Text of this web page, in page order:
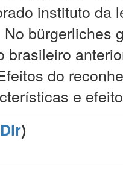
instituto da
bürgerliches
brasileiro
do
e
)